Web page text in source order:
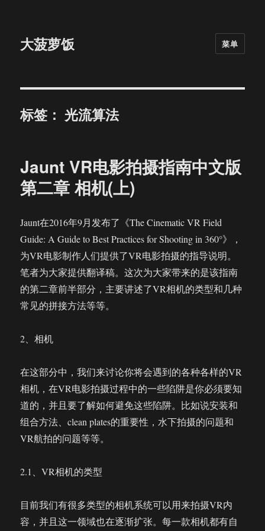
大菠萝饭 菜单
标签： 光流算法
Jaunt VR电影拍摄指南中文版
第二章 相机(上)
Jaunt在2016年9月发布了《The Cinematic VR Field
Guide: A Guide to Best Practices for Shooting in 360°》，
为VR电影制作人们提供了VR电影拍摄的指导说明。
笔者为大家提供翻译稿。这次为大家带来的是该指南
的第二章前半部分，主要讲述了VR相机的类型和几种
常见的拼接方法等等。
2、相机
在这部分中，我们来讨论你将会遇到的各种各样的VR
相机，在VR电影拍摄过程中的一些陷阱是你必须要知
道的，并且要了解如何避免这些陷阱。比如说安装和
组合方法、clean plates的重要性，水下拍摄的问题和
VR航拍的问题等等。
2.1、VR相机的类型
目前我们有很多类型的相机系统可以用来拍摄VR内
容，并且这一领域也在逐渐扩张。每一款相机都有自